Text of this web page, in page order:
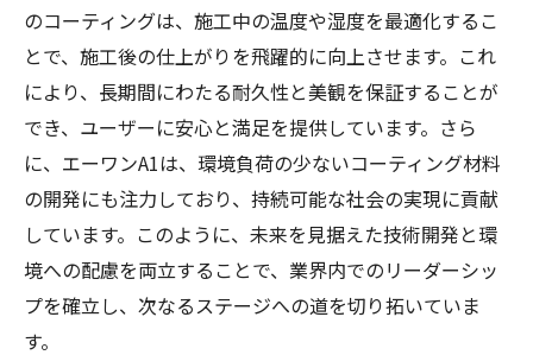
のコーティングは、施工中の温度や湿度を最適化するこ
とで、施工後の仕上がりを飛躍的に向上させます。これ
により、長期間にわたる耐久性と美観を保証することが
でき、ユーザーに安心と満足を提供しています。さら
に、エーワンA1は、環境負荷の少ないコーティング材料
の開発にも注力しており、持続可能な社会の実現に貢献
しています。このように、未来を見据えた技術開発と環
境への配慮を両立することで、業界内でのリーダーシッ
プを確立し、次なるステージへの道を切り拓いていま
す。